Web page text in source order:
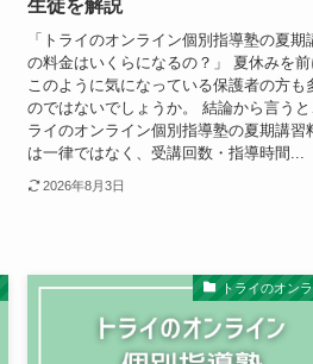
生徒を解説
「トライのオンライン個別指導塾の夏期
の料金はいくらになるの？」 夏休みを前
このように気になっている保護者の方も
のではないでしょうか。 結論から言うと
ライのオンライン個別指導塾の夏期講習
は一律ではなく、受講回数・指導時間...
2026年8月3日
トライのオン